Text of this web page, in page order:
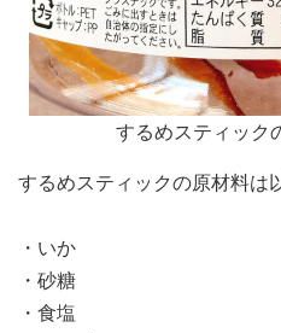
するめスティック
するめスティックの原材料は
・いか
・砂糖
・食塩